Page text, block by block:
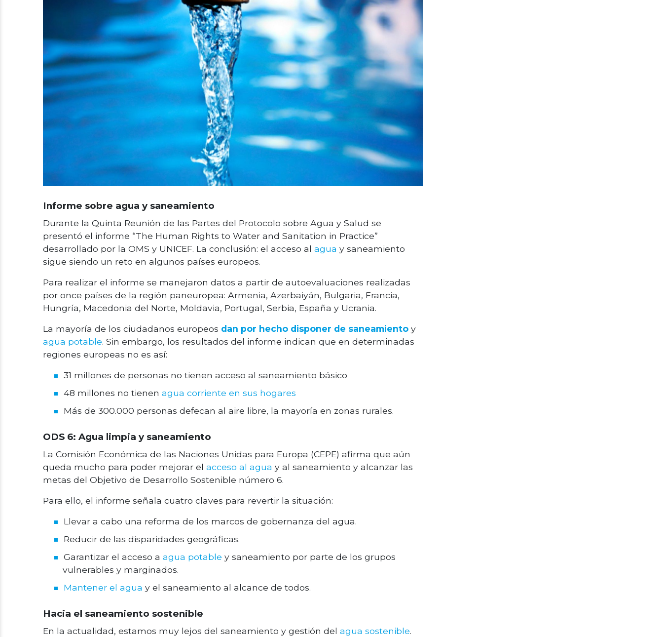
Informe sobre agua y saneamiento
Durante la Quinta Reunión de las Partes del Protocolo sobre Agua y Salud se
presentó el informe “The Human Rights to Water and Sanitation in Practice”
desarrollado por la OMS y UNICEF. La conclusión: el acceso al agua y saneamiento
sigue siendo un reto en algunos países europeos.
Para realizar el informe se manejaron datos a partir de autoevaluaciones realizadas
por once países de la región paneuropea: Armenia, Azerbaiyán, Bulgaria, Francia,
Hungría, Macedonia del Norte, Moldavia, Portugal, Serbia, España y Ucrania.
La mayoría de los ciudadanos europeos dan por hecho disponer de saneamiento y
agua potable. Sin embargo, los resultados del informe indican que en determinadas
regiones europeas no es así:
31 millones de personas no tienen acceso al saneamiento básico
48 millones no tienen agua corriente en sus hogares
Más de 300.000 personas defecan al aire libre, la mayoría en zonas rurales.
ODS 6: Agua limpia y saneamiento
La Comisión Económica de las Naciones Unidas para Europa (CEPE) afirma que aún
queda mucho para poder mejorar el acceso al agua y al saneamiento y alcanzar las
metas del Objetivo de Desarrollo Sostenible número 6.
Para ello, el informe señala cuatro claves para revertir la situación:
Llevar a cabo una reforma de los marcos de gobernanza del agua.
Reducir de las disparidades geográficas.
Garantizar el acceso a agua potable y saneamiento por parte de los grupos
vulnerables y marginados.
Mantener el agua y el saneamiento al alcance de todos.
Hacia el saneamiento sostenible
En la actualidad, estamos muy lejos del saneamiento y gestión del agua sostenible.